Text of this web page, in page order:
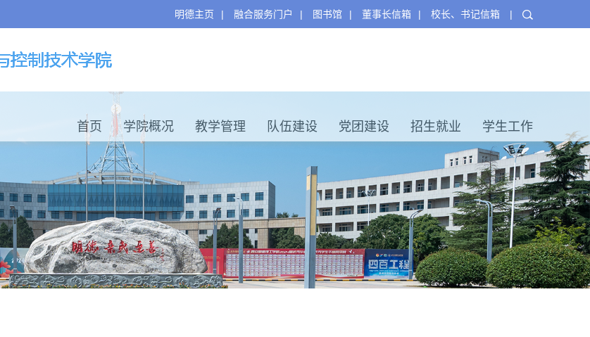
明德主页 | 融合服务门户 | 图书馆 | 董事长信箱 | 校长、书记信箱 |
首页 学院概况 教学管理 队伍建设 党团建设 招生就业 学生工作